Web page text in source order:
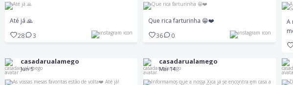
Até já 🙏
28 3
36
Que rica farturinha 😁❤️
36 0
A
casadarualamego
Jun 5
As vossas mesas favoritas estão de volta❤️
casadarualamego
Mai 14
Informamos que a nossa Xica já se encontra
em casa a recuperar da Cirurgia!!!
Obrigado a todos pela preocupação ❤️